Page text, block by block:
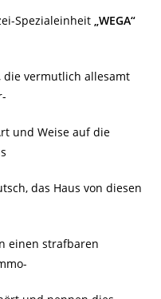
Spezialeinheit „WEGA“
die vermutlich allesamt
und Weise auf die
das Haus von diesen
einen strafbaren